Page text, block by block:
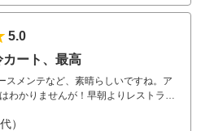
5.0
ート、最高
スメンテなど、素晴らしいですね。ア
わかりませんが！早朝よりレストラン
）